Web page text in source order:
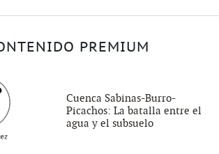
PREMIUM
Cuenca Sabinas-Burro-
Picachos: La batalla entre el
agua y el subsuelo